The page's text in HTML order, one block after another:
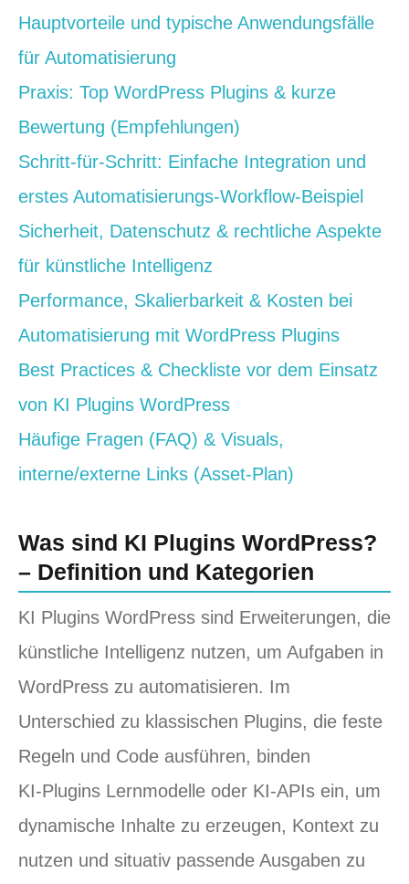
Hauptvorteile und typische Anwendungsfälle
für Automatisierung
Praxis: Top WordPress Plugins & kurze
Bewertung (Empfehlungen)
Schritt‑für‑Schritt: Einfache Integration und
erstes Automatisierungs‑Workflow‑Beispiel
Sicherheit, Datenschutz & rechtliche Aspekte
für künstliche Intelligenz
Performance, Skalierbarkeit & Kosten bei
Automatisierung mit WordPress Plugins
Best Practices & Checkliste vor dem Einsatz
von KI Plugins WordPress
Häufige Fragen (FAQ) & Visuals,
interne/externe Links (Asset‑Plan)
Was sind KI Plugins WordPress?
– Definition und Kategorien
KI Plugins WordPress sind Erweiterungen, die
künstliche Intelligenz nutzen, um Aufgaben in
WordPress zu automatisieren. Im
Unterschied zu klassischen Plugins, die feste
Regeln und Code ausführen, binden
KI‑Plugins Lernmodelle oder KI‑APIs ein, um
dynamische Inhalte zu erzeugen, Kontext zu
nutzen und situativ passende Ausgaben zu